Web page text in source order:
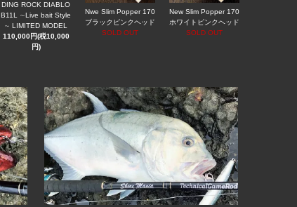
DING ROCK DIABLO
B11L ∼Live bait Style
∼ LIMITED MODEL
110,000円(税10,000
円)
Nwe Slim Popper 170
ブラックピンクヘッド
SOLD OUT
New Slim Popper 170
ホワイトピンクヘッド
SOLD OUT